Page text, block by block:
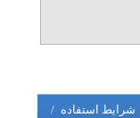
شرایط استفاده /